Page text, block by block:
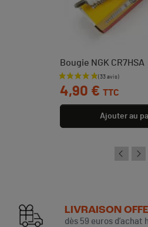
Bougie NGK CR7HSA
Prix
4,90 € TTC
Ajouter au
LIVRAISON
dès 59 euros d’achat